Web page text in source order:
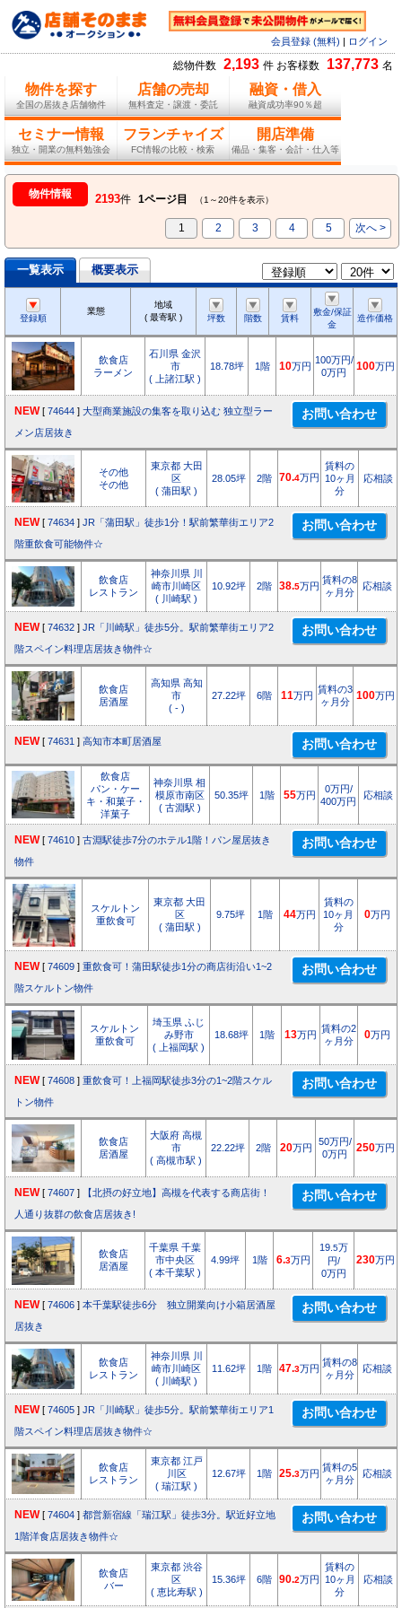
会員登録 (無料) ログイン
総物件数 2,193 件 お客様数 137,773 名
物件を探す
全国の居抜き店舗物件
店舗の売却
無料査定・譲渡・委託
融資・借入
融資成功率90％超
セミナー情報
独立・開業の無料勉強会
フランチャイズ
FC情報の比較・検索
開店準備
備品・集客・会計・仕入等
物件情報 2193件 1ページ目 （1～20件を表示）
1 2 3 4 5 次へ >
一覧表示 概要表示
登録順
業態
地域
( 最寄駅 )
坪数 階数 賃料
敷金/保証
金
造作価格
飲食店
ラーメン
石川県 金沢
市
( 上諸江駅 )
18.78坪 1階 10万円
100万円/
0万円
100万円
NEW [ 74644 ] 大型商業施設の集客を取り込む 独立型ラー
メン店居抜き
その他
その他
東京都 大田
区
( 蒲田駅 )
28.05坪 2階 70.4万円
賃料の
10ヶ月
分
応相談
NEW [ 74634 ] JR「蒲田駅」徒歩1分！駅前繁華街エリア2
階重飲食可能物件☆
飲食店
レストラン
神奈川県 川
崎市川崎区
( 川崎駅 )
10.92坪 2階 38.5万円
賃料の8
ヶ月分
応相談
NEW [ 74632 ] JR「川崎駅」徒歩5分。駅前繁華街エリア2
階スペイン料理店居抜き物件☆
飲食店
居酒屋
高知県 高知
市
( - )
27.22坪 6階 11万円
賃料の3
ヶ月分
100万円
NEW [ 74631 ] 高知市本町居酒屋
飲食店
パン・ケー
キ・和菓子・
洋菓子
神奈川県 相
模原市南区
( 古淵駅 )
50.35坪 1階 55万円
0万円/
400万円
応相談
NEW [ 74610 ] 古淵駅徒歩7分のホテル1階！パン屋居抜き
物件
スケルトン
重飲食可
東京都 大田
区
( 蒲田駅 )
9.75坪 1階 44万円
賃料の
10ヶ月
分
0万円
NEW [ 74609 ] 重飲食可！蒲田駅徒歩1分の商店街沿い1~2
階スケルトン物件
スケルトン
重飲食可
埼玉県 ふじ
み野市
( 上福岡駅 )
18.68坪 1階 13万円
賃料の2
ヶ月分
0万円
NEW [ 74608 ] 重飲食可！上福岡駅徒歩3分の1~2階スケル
トン物件
飲食店
居酒屋
大阪府 高槻
市
( 高槻市駅 )
22.22坪 2階 20万円
50万円/
0万円
250万円
NEW [ 74607 ]
【北摂の好立地】高槻を代表する商店街！
人通り抜群の飲食店居抜き!
飲食店
居酒屋
千葉県 千葉
市中央区
( 本千葉駅 )
4.99坪 1階 6.3万円
19.5万
円/
0万円
230万円
NEW [ 74606 ] 本千葉駅徒歩6分 独立開業向け小箱居酒屋
居抜き
飲食店
レストラン
神奈川県 川
崎市川崎区
( 川崎駅 )
11.62坪 1階 47.3万円
賃料の8
ヶ月分
応相談
NEW [ 74605 ] JR「川崎駅」徒歩5分。駅前繁華街エリア1
階スペイン料理店居抜き物件☆
飲食店
レストラン
東京都 江戸
川区
( 瑞江駅 )
12.67坪 1階 25.3万円
賃料の5
ヶ月分
応相談
NEW [ 74604 ] 都営新宿線「瑞江駅」徒歩3分。駅近好立地
1階洋食店居抜き物件☆
飲食店
バー
東京都 渋谷
区
( 恵比寿駅 )
15.36坪 6階 90.2万円
賃料の
10ヶ月
分
応相談